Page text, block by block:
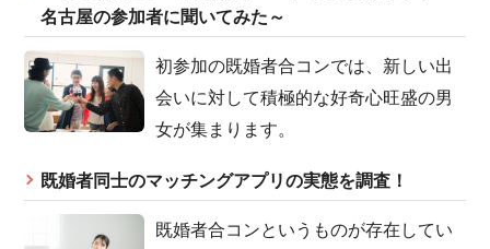
名古屋の参加者に聞いてみた～
初参加の既婚者合コンでは、新しい出
会いに対して積極的な好奇心旺盛の男
女が集まります。
既婚者同士のマッチングアプリの実態を調査！
既婚者合コンというものが存在してい